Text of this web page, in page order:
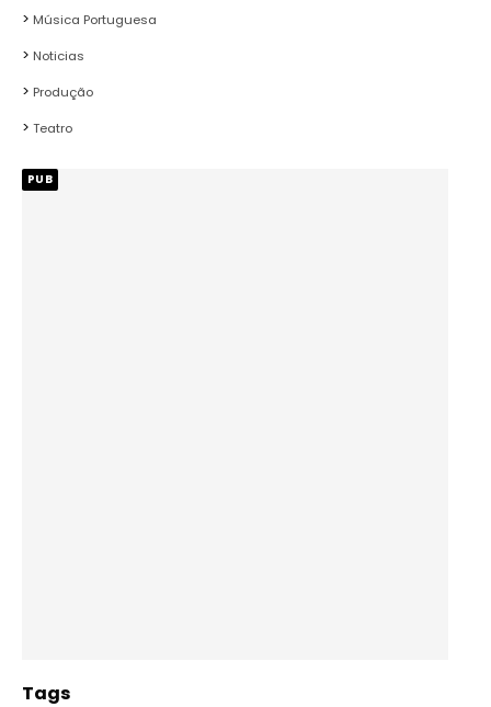
Música Portuguesa
Noticias
Produção
Teatro
PUB
Tags